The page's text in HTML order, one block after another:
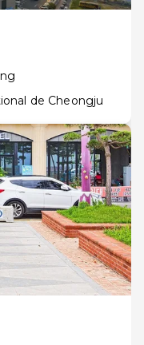
de Cheongju